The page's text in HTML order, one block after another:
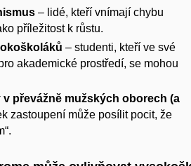
– lidé, kteří vnímají chybu
příležitost k růstu.
– studenti, kteří ve své
akademické prostředí, se mohou
v převážně mužských oborech (a
zastoupení může posílit pocit, že